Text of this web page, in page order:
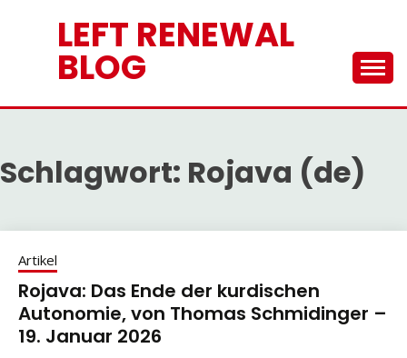
LEFT RENEWAL
BLOG
Schlagwort: Rojava (de)
Artikel
Rojava: Das Ende der kurdischen
Autonomie, von Thomas Schmidinger –
19. Januar 2026